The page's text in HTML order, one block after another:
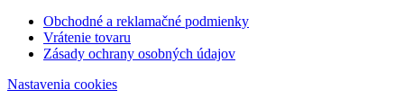
Obchodné a reklamačné podmienky
Vrátenie tovaru
Zásady ochrany osobných údajov
Nastavenia cookies